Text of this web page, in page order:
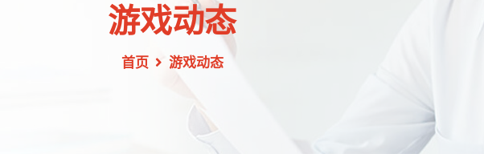
游戏动态
首页 游戏动态